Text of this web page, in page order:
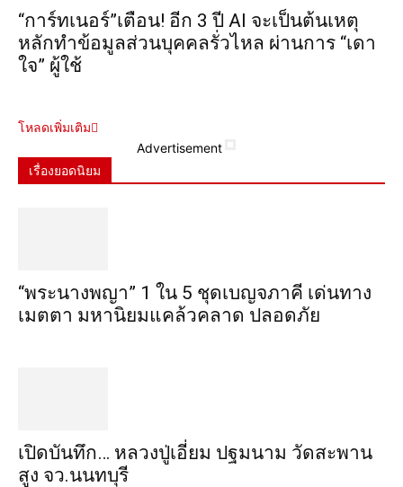
“การ์ทเนอร์”เตือน! อีก 3 ปี AI จะเป็นต้นเหตุ
หลักทำข้อมูลส่วนบุคคลรั่วไหล ผ่านการ “เดา
ใจ” ผู้ใช้
โหลดเพิ่มเติม
Advertisement
เรื่องยอดนิยม
“พระ​นาง​พญา” 1 ใน 5​ ชุดเบญจ​ภาคี​ เด่นทาง
เมตตา​ มหา​นิยม​แคล้วคลาด​ ปลอดภัย​
เปิดบันทึก… หลวงปู่เอี่ยม ​ปฐม​นาม​ วัดสะพาน
สูง​ จว.นนทบุรี